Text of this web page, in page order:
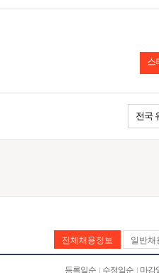
스
전국
전체채용정보 일반채
등록일순 수정일순 마감